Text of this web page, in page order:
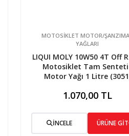
MOTOSİKLET MOTOR/
YAĞLARI
LIQUI MOLY 10W50 4T Off
Motosiklet Tam
Motor Yağı 1 Litre
1.070,00 TL
İNCELE ÜRÜNE GİT